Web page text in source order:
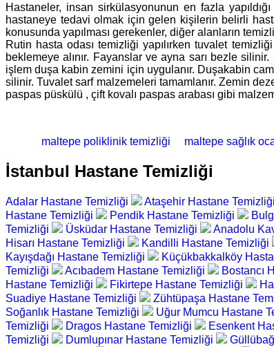
Hastaneler, insan sirkülasyonunun en fazla
hastaneye tedavi olmak için gelen kişilerin belirli
konusunda yapılması gerekenler, diğer alanların
Rutin hasta odası temizliği yapılırken tuvalet
beklemeye alınır. Fayanslar ve ayna sarı bezle
işlem duşa kabin zemini için uygulanır. Duşakabin
silinir. Tuvalet sarf malzemeleri tamamlanır. Zemin
paspas püskülü , çift kovalı paspas arabası gibi
maltepe poliklinik temizliği maltepe sağlık
İstanbul Hastane Temizliği
Adalar Hastane Temizliği Ataşehir Hastane Temizliği
Hastane Temizliği
Pendik Hastane Temizliği
Temizliği
Üsküdar Hastane Temizliği Anadolu
Hisarı Hastane Temizliği
Kandilli Hastane Temizliği
Kayışdağı Hastane Temizliği
Küçükbakkalköy
Temizliği
Acıbadem Hastane Temizliği Bostancı
Hastane Temizliği
Fikirtepe Hastane Temizliği
Suadiye Hastane Temizliği
Zühtüpaşa Hastane
Soğanlık Hastane Temizliği
Uğur Mumcu Hastane
Temizliği
Dragos Hastane Temizliği Esenkent
Temizliği
Dumlupınar Hastane Temizliği